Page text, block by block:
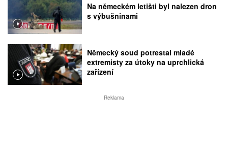
Na německém letišti byl nalezen dron
s výbušninami
Německý soud potrestal mladé
extremisty za útoky na uprchlická
zařízení
Reklama